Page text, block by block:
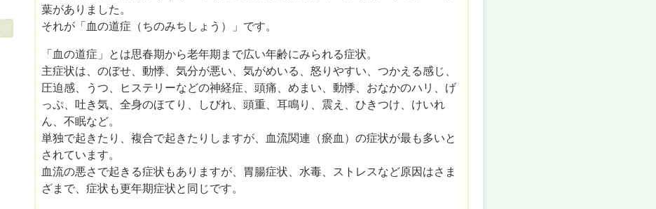
葉がありました。
それが「血の道症（ちのみちしょう）」です。
「血の道症」とは思春期から老年期まで広い年齢にみられる症状。
主症状は、のぼせ、動悸、気分が悪い、気がめいる、怒りやすい、つかえる感じ、
圧迫感、うつ、ヒステリーなどの神経症、頭痛、めまい、動悸、おなかのハリ、げ
っぷ、吐き気、全身のほてり、しびれ、頭重、耳鳴り、震え、ひきつけ、けいれ
ん、不眠など。
単独で起きたり、複合で起きたりしますが、血流関連（瘀血）の症状が最も多いと
されています。
血流の悪さで起きる症状もありますが、胃腸症状、水毒、ストレスなど原因はさま
ざまで、症状も更年期症状と同じです。